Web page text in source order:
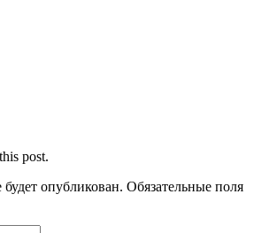
post.
опубликован. Обязательные поля